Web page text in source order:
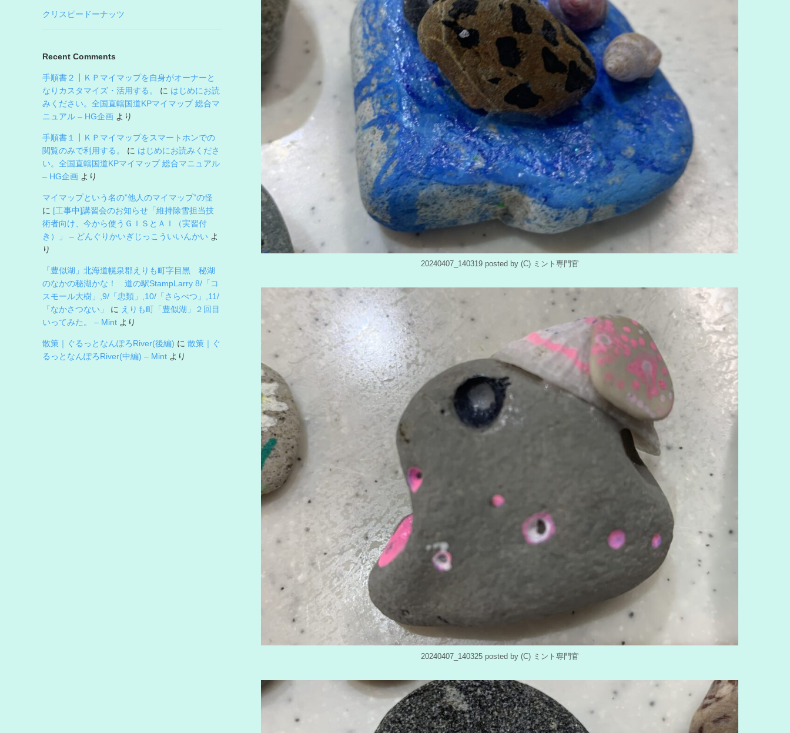
20240407_140319 posted by (C) ミント専門官
20240407_140325 posted by (C) ミント専門官
クリスピードーナッツ
Recent Comments
手順書２┃ＫＰマイマップを自身がオーナーと
なりカスタマイズ・活用する。
に はじめにお読
みください。全国直轄国道KPマイマップ 総合マ
ニュアル – HG企画 より
手順書１┃ＫＰマイマップをスマートホンでの
閲覧のみで利用する。
に はじめにお読みくださ
い。全国直轄国道KPマイマップ 総合マニュアル
– HG企画 より
マイマップという名の”他人のマイマップ”の怪
に [工事中]講習会のお知らせ「維持除雪担当技
術者向け、今から使うＧＩＳとＡＩ（実習付
き）」 – どんぐりかいぎじっこういいんかい よ
り
「豊似湖」北海道幌泉郡えりも町字目黒 秘湖
のなかの秘湖かな！ 道の駅StampLarry 8/「コ
スモール大樹」,9/「忠類」,10/「さらべつ」,11/
「なかさつない」
に えりも町「豊似湖」２回目
いってみた。 – Mint より
散策｜ぐるっとなんぽろRiver(後編) に 散策｜ぐ
るっとなんぽろRiver(中編) – Mint より